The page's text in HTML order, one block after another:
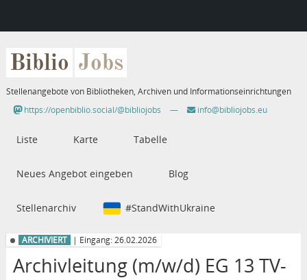
Biblio Jobs
Stellenangebote von Bibliotheken, Archiven und Informationseinrichtungen
https://openbiblio.social/@bibliojobs
— info@bibliojobs.eu
Liste Karte Tabelle
Neues Angebot eingeben Blog
Stellenarchiv #StandWithUkraine
ARCHIVIERT | Eingang: 26.02.2026
Archivleitung (m/w/d) EG 13 TV-